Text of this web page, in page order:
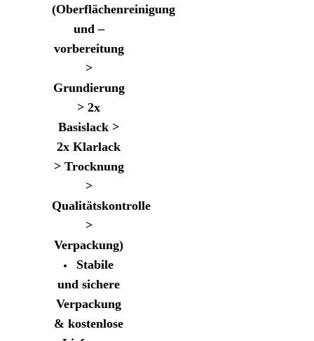
(Oberflächenreinigung
und –
vorbereitung
>
Grundierung
> 2x
Basislack >
2x Klarlack
> Trocknung
>
Qualitätskontrolle
>
Verpackung)
Stabile
und sichere
Verpackung
& kostenlose